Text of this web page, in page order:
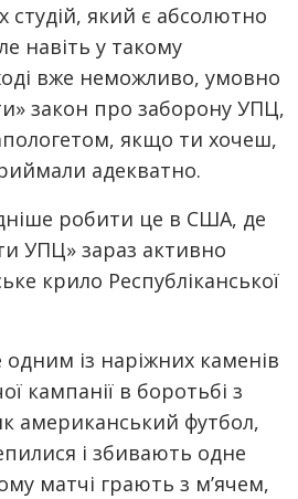
студій, який є абсолютно
навіть у такому
вже неможливо, умовно
закон про заборону УПЦ,
якщо ти хочеш,
адекватно.
робити це в США, де
УПЦ» зараз активно
крило Республіканської
із наріжних каменів
кампанії в боротьбі з
американський футбол,
і збивають одне
матчі грають з м’ячем,